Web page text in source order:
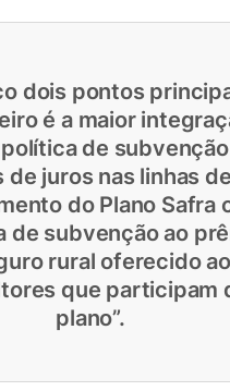
dois pontos
é a maior
de
de juros nas linhas de
do Plano Safra
de subvenção ao
rural oferecido
que participam
plano”.